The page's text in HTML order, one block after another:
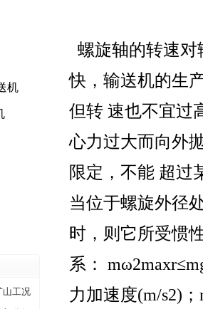
机
山工况
螺旋轴的转速
快，输送机的生
但转 速也不宜过
心力过大而向外
限定，不能 超过
当位于螺旋外径
时，则它所受惯
系：
力加速度(m/s2)